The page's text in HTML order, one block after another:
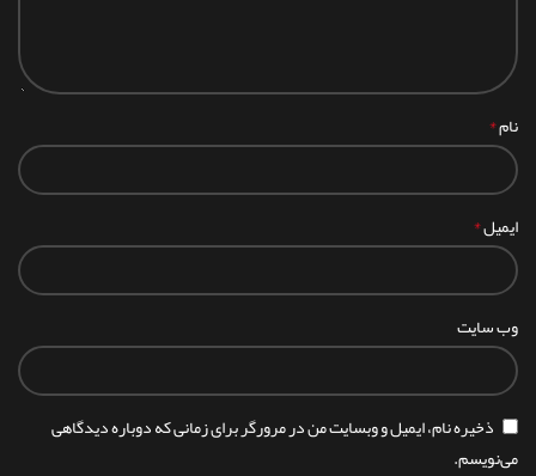
نام*
ایمیل*
وب‌ سایت
ذخیره نام، ایمیل و وبسایت من در مرورگر برای زمانی که دوباره دیدگاهی
می‌نویسم.